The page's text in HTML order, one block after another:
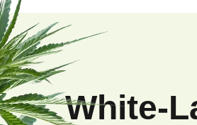
Z
á
p
White-